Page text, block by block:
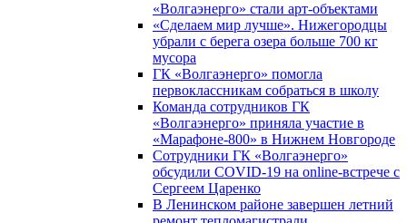
«Волгаэнерго» стали арт-объектами
«Сделаем мир лучше». Нижегородцы
убрали с берега озера больше 700 кг
мусора
ГК «Волгаэнерго» помогла
первоклассникам собраться в школу
Команда сотрудников ГК
«Волгаэнерго» приняла участие в
«Марафоне-800» в Нижнем Новгороде
Сотрудники ГК «Волгаэнерго»
обсудили COVID-19 на online-встрече с
Сергеем Царенко
В Ленинском районе завершен летний